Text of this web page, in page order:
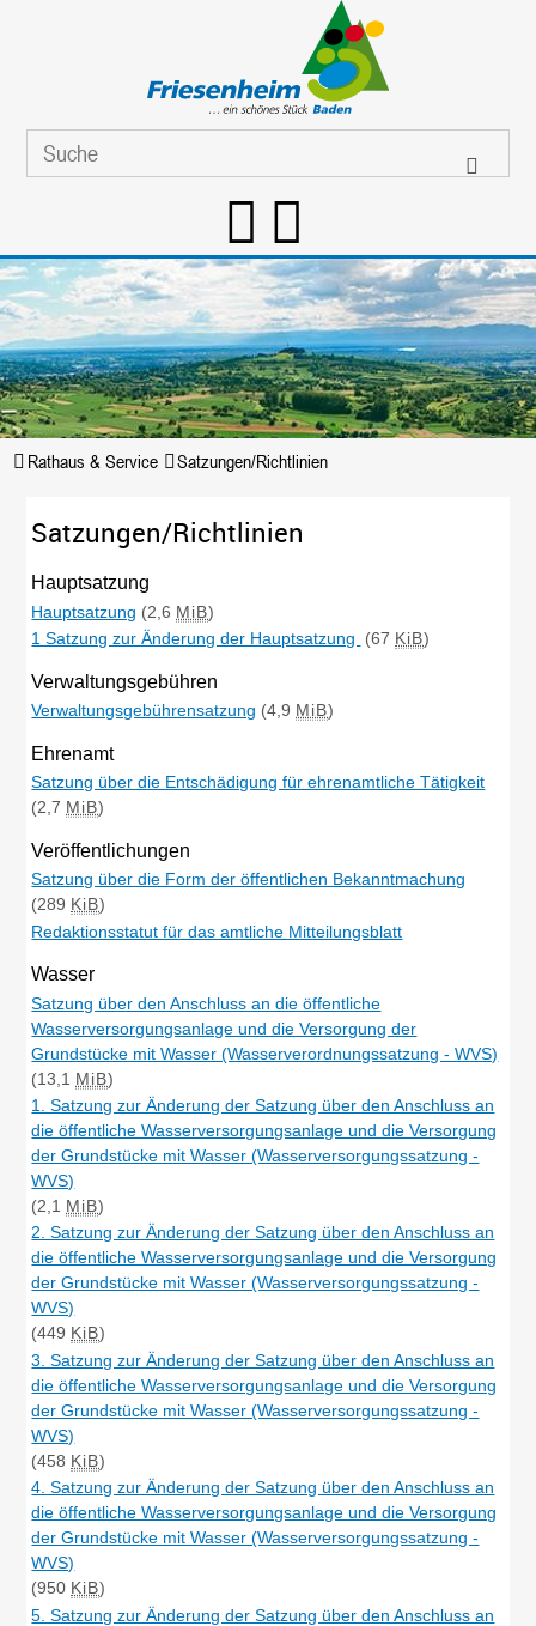
Rathaus & Service Satzungen/Richtlinien
Satzungen/Richtlinien
Hauptsatzung
Hauptsatzung (2,6 MiB)
1 Satzung zur Änderung der Hauptsatzung
(67 KiB)
Verwaltungsgebühren
Verwaltungsgebührensatzung (4,9 MiB)
Ehrenamt
Satzung über die Entschädigung für ehrenamtliche Tätigkeit
(2,7 MiB)
Veröffentlichungen
Satzung über die Form der öffentlichen Bekanntmachung
(289 KiB)
Redaktionsstatut für das amtliche Mitteilungsblatt
Wasser
Satzung über den Anschluss an die öffentliche
Wasserversorgungsanlage und die Versorgung der
Grundstücke mit Wasser (Wasserverordnungssatzung - WVS)
(13,1 MiB)
1. Satzung zur Änderung der Satzung über den Anschluss an
die öffentliche Wasserversorgungsanlage und die Versorgung
der Grundstücke mit Wasser (Wasserversorgungssatzung -
WVS)
(2,1 MiB)
2. Satzung zur Änderung der Satzung über den Anschluss an
die öffentliche Wasserversorgungsanlage und die Versorgung
der Grundstücke mit Wasser (Wasserversorgungssatzung -
WVS)
(449 KiB)
3. Satzung zur Änderung der Satzung über den Anschluss an
die öffentliche Wasserversorgungsanlage und die Versorgung
der Grundstücke mit Wasser (Wasserversorgungssatzung -
WVS)
(458 KiB)
4. Satzung zur Änderung der Satzung über den Anschluss an
die öffentliche Wasserversorgungsanlage und die Versorgung
der Grundstücke mit Wasser (Wasserversorgungssatzung -
WVS)
(950 KiB)
5. Satzung zur Änderung der Satzung über den Anschluss an